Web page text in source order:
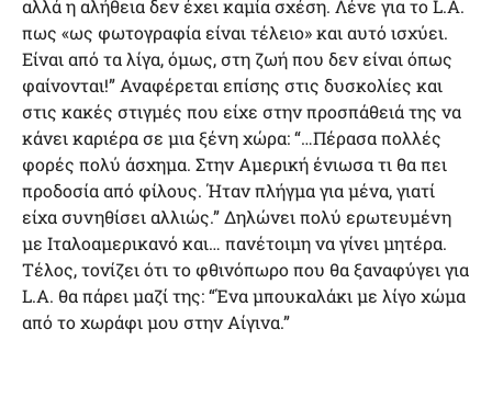
αλλά η αλήθεια δεν έχει καμία σχέση. Λένε για το L.A.
πως «ως φωτογραφία είναι τέλειο» και αυτό ισχύει.
Είναι από τα λίγα, όμως, στη ζωή που δεν είναι όπως
φαίνονται!” Αναφέρεται επίσης στις δυσκολίες και
στις κακές στιγμές που είχε στην προσπάθειά της να
κάνει καριέρα σε μια ξένη χώρα: “…Πέρασα πολλές
φορές πολύ άσχημα. Στην Αμερική ένιωσα τι θα πει
προδοσία από φίλους. Ήταν πλήγμα για μένα, γιατί
είχα συνηθίσει αλλιώς.” Δηλώνει πολύ ερωτευμένη
με Ιταλοαμερικανό και… πανέτοιμη να γίνει μητέρα.
Τέλος, τονίζει ότι το φθινόπωρο που θα ξαναφύγει για
L.A. θα πάρει μαζί της: “Ένα μπουκαλάκι με λίγο χώμα
από το χωράφι μου στην Αίγινα.”